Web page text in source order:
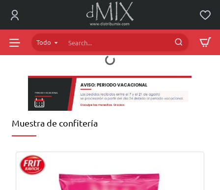
dMIX
Online
Todo
Search...
Muestra de confitería